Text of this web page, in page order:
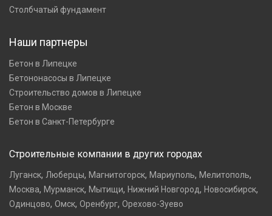
Столбчатый фундамент
Наши партнеры
Бетон в Липецке
Бетононасосы в Липецке
Строительство домов в Липецке
Бетон в Москве
Бетон в Санкт-Петербурге
Строительные компании в других городах
Луганск, Люберцы, Магнитогорск, Мариуполь, Мелитополь,
Москва, Мурманск, Мытищи, Нижний Новгород, Новосибирск,
Одинцово, Омск, Оренбург, Орехово-Зуево